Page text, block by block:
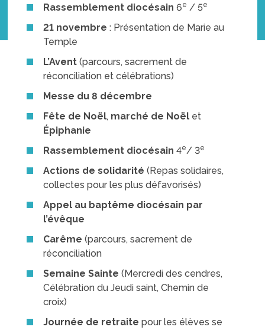
Rassemblement diocésain 6e / 5e
21 novembre : Présentation de Marie au
Temple
L’Avent (parcours, sacrement de
réconciliation et célébrations)
Messe du 8 décembre
Fête de Noël, marché de Noël et
Épiphanie
Rassemblement diocésain 4e/ 3e
Actions de solidarité (Repas solidaires,
collectes pour les plus défavorisés)
Appel au baptême diocésain par
l’évêque
Carême (parcours, sacrement de
réconciliation
Semaine Sainte(Mer­credi des cendres,
Célébration du Jeudi saint, Chemin de
croix)
Journée de retraite pour les élèves se